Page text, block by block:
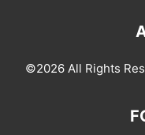
©2026 All Rights